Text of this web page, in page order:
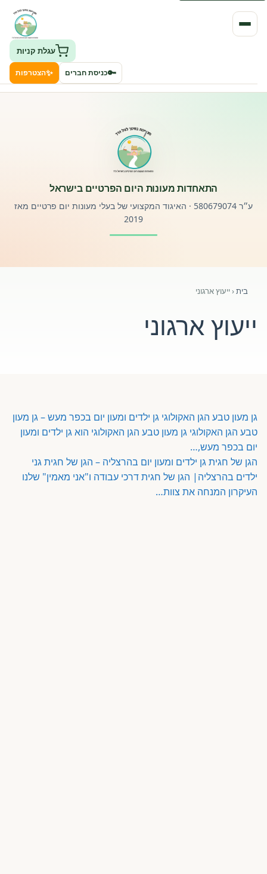
רישוי וחקיקה
פורטל לוח מודעות דרושים עובדים
השתלמויות וקורסים לגננות ולצוותי חינוך | גיל הרך 0-6
חנות עזרים ומוצרים
צור קשר
עגלת קניות
🔑כניסת חברים ✨הצטרפות
התאחדות מעונות היום הפרטיים בישראל
ע״ר 580679074 · האיגוד המקצועי של בעלי מעונות יום פרטיים מאז
2019
בית‹ייעוץ ארגוני
ייעוץ ארגוני
גן מעון טבע הגן האקולוגי גן ילדים ומעון יום בכפר מעש – גן מעון
טבע הגן האקולוגי גן מעון טבע הגן האקולוגי הוא גן ילדים ומעון
יום בכפר מעש,…
הגן של חגיתגן ילדים ומעון יום בהרצליה – הגן של חגית גני
ילדים בהרצליה| הגן של חגית דרכי עבודה ו"אני מאמין" שלנו
העיקרון המנחה את צוות…